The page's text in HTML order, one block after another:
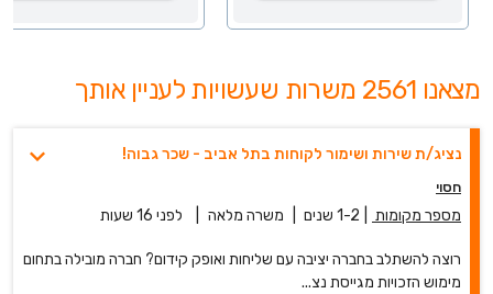
מצאנו 2561 משרות שעשויות לעניין אותך
נציג/ת שירות ושימור לקוחות בתל אביב - שכר גבוה!
חסוי
מספר מקומות 1-2 שנים משרה מלאה לפני 16 שעות
רוצה להשתלב בחברה יציבה עם שליחות ואופק קידום? חברה מובילה בתחום
מימוש הזכויות מגייסת נצ...